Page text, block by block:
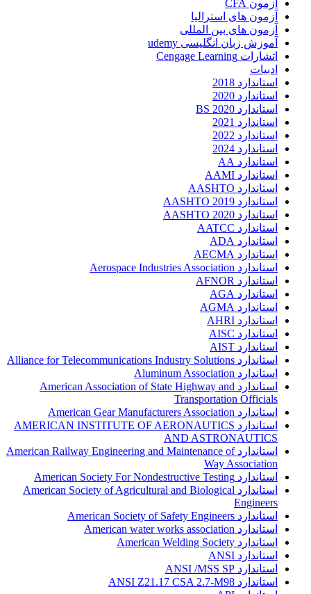
آزمون CFA
آزمون های استرالیا
آزمون های بین المللی
آموزش زبان انگلیسی udemy
اتشارات Cengage Learning
ادبیات
استاندارد 2018
استاندارد 2020
استاندارد 2020 BS
استاندارد 2021
استاندارد 2022
استاندارد 2024
استاندارد AA
استاندارد AAMI
استاندارد AASHTO
استاندارد AASHTO 2019
استاندارد AASHTO 2020
استاندارد AATCC
استاندارد ADA
استاندارد AECMA
استاندارد Aerospace Industries Association
استاندارد AFNOR
استاندارد AGA
استاندارد AGMA
استاندارد AHRI
استاندارد AISC
استاندارد AIST
استاندارد Alliance for Telecommunications Industry Solutions
استاندارد Aluminum Association
استاندارد American Association of State Highway and
Transportation Officials
استاندارد American Gear Manufacturers Association
استاندارد AMERICAN INSTITUTE OF AERONAUTICS
AND ASTRONAUTICS
استاندارد American Railway Engineering and Maintenance of
Way Association
استاندارد American Society For Nondestructive Testing
استاندارد American Society of Agricultural and Biological
Engineers
استاندارد American Society of Safety Engineers
استاندارد American water works association
استاندارد American Welding Society
استاندارد ANSI
استاندارد ANSI /MSS SP
استاندارد ANSI Z21.17 CSA 2.7-M98